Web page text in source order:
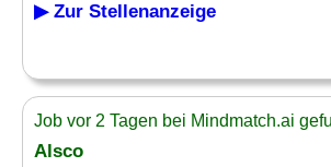
▶ Zur Stellenanzeige
Job vor 2 Tagen bei Mindmatch.ai
Alsco